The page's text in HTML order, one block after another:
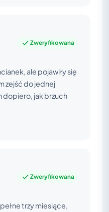
Zweryfikowana
ale pojawiły się
zejść do jednej
jak brzuch
Zweryfikowana
trzy miesiące,